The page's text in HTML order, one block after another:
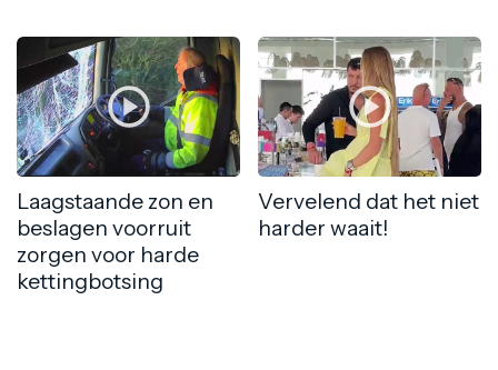
Laagstaande zon en
beslagen voorruit
zorgen voor harde
kettingbotsing
Vervelend dat het niet
harder waait!